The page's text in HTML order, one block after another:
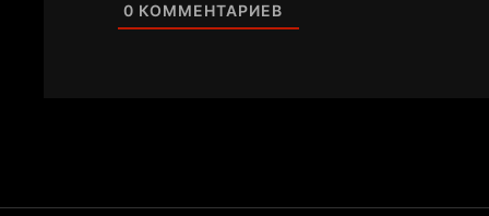
0 КОММЕНТАРИЕВ